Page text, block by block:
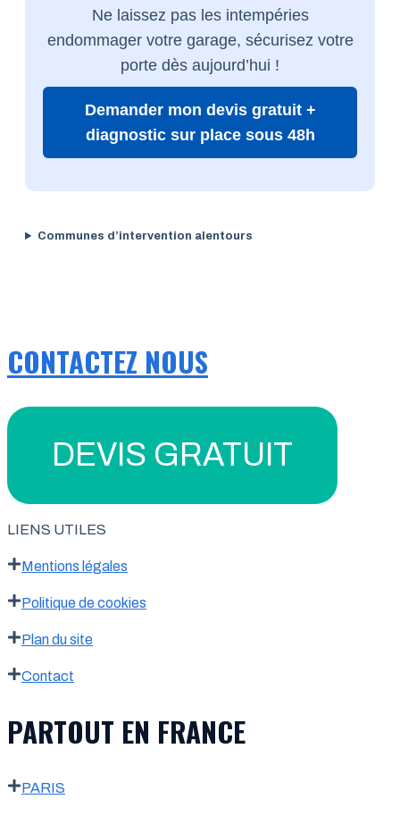
Ne laissez pas les intempéries
endommager votre garage, sécurisez votre
porte dès aujourd’hui !
Demander mon devis gratuit +
diagnostic sur place sous 48h
Communes d’intervention alentours
CONTACTEZ NOUS
DEVIS GRATUIT
LIENS UTILES
Mentions légales
Politique de cookies
Plan du site
Contact
PARTOUT EN FRANCE
PARIS